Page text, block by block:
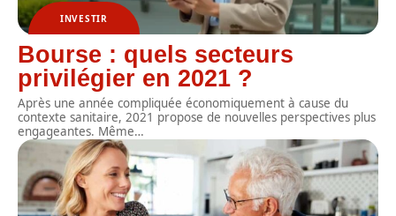
INVESTIR
Bourse : quels secteurs
privilégier en 2021 ?
Après une année compliquée économiquement à cause du
contexte sanitaire, 2021 propose de nouvelles perspectives plus
engageantes. Même…